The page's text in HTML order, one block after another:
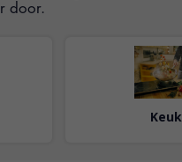
door.